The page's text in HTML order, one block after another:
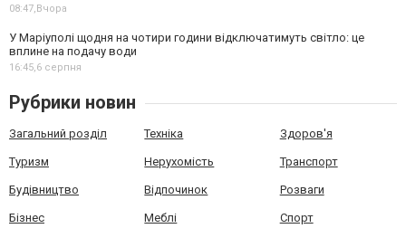
08:47,Вчора
У Маріуполі щодня на чотири години відключатимуть світло: це
вплине на подачу води
16:45,6 серпня
Рубрики новин
Загальний розділ Техніка Здоров'я
Туризм Нерухомість Транспорт
Будівництво Відпочинок Розваги
Бізнес Меблі Спорт